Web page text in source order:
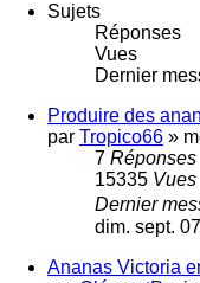
Sujets
Réponses
Vues
Dernier
Produire des
par Tropico66 »
7 Réponses
15335 Vues
Dernier
dim. sept.
Ananas Victoria